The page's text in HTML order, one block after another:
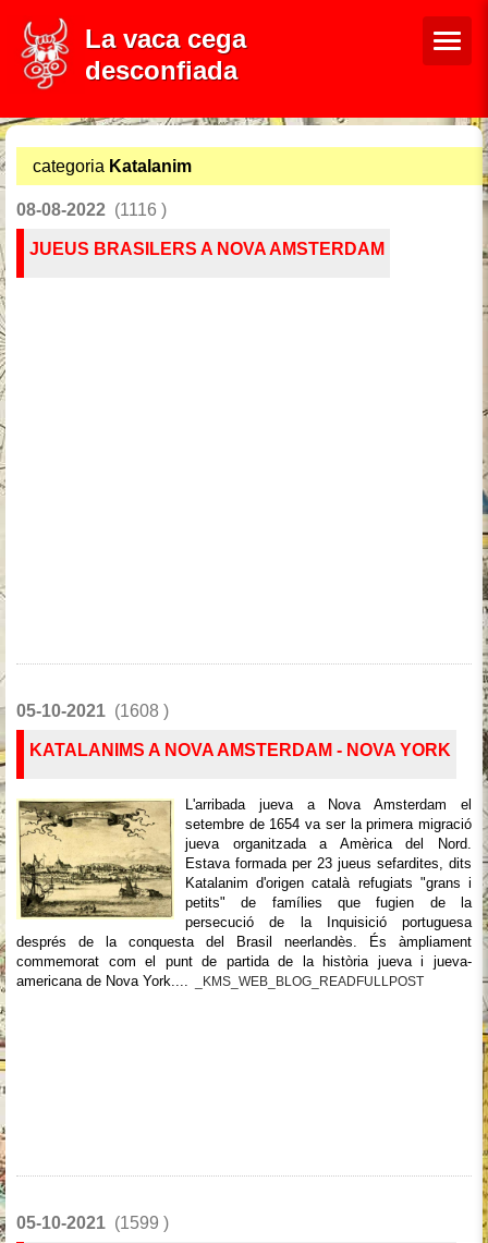
La vaca cega
desconfiada
categoria Katalanim
08-08-2022 (1116 )
JUEUS BRASILERS A NOVA AMSTERDAM
05-10-2021 (1608 )
KATALANIMS A NOVA AMSTERDAM - NOVA YORK
L'arribada jueva a Nova Amsterdam el
setembre de 1654 va ser la primera migració
jueva organitzada a Amèrica del Nord.
Estava formada per 23 jueus sefardites, dits
Katalanim d'origen català refugiats "grans i
petits" de famílies que fugien de la
persecució de la Inquisició portuguesa
després de la conquesta del Brasil neerlandès. És àmpliament
commemorat com el punt de partida de la història jueva i jueva-
americana de Nova York....
_KMS_WEB_BLOG_READFULLPOST
05-10-2021 (1599 )